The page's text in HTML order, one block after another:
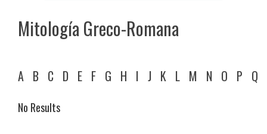
Mitología Greco-Romana
A B C D E F G H I J K L M N O P Q
No Results